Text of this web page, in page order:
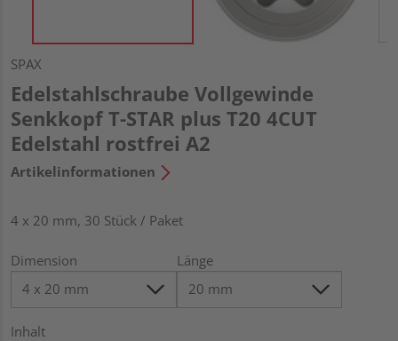
SPAX
Edelstahlschraube Vollgewinde
Senkkopf T-STAR plus T20 4CUT
Edelstahl rostfrei A2
Artikelinformationen
4 x 20 mm, 30 Stück / Paket
Dimension Länge
Inhalt